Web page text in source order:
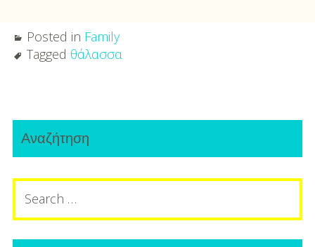
Posted in Family
Tagged θάλασσα
navigation
Primary
Sidebar
Αναζήτηση
Search
for: